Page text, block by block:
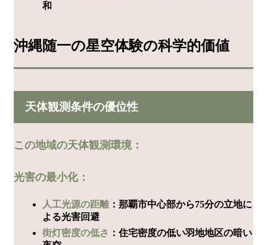
和
沖縄随一の星空体験の科学的価値
天体観測条件の優位性
この地域の天体観測環境：
光害の最小化：
人工光源の距離：那覇市中心部から75分の立地に
よる光害回避
街灯密度の低さ ：住宅密度の低い羽地地区の暗い